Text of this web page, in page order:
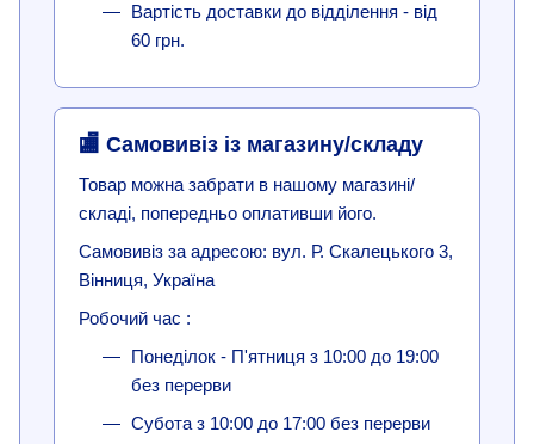
Вартість доставки до відділення - від
60 грн.
🏬 Самовивіз із магазину/складу
Товар можна забрати в нашому магазині/
складі, попередньо оплативши його.
Самовивіз за адресою: вул. Р. Скалецького 3,
Вінниця, Україна
Робочий час :
Понеділок - П'ятниця з 10:00 до 19:00
без перерви
Субота з 10:00 до 17:00 без перерви